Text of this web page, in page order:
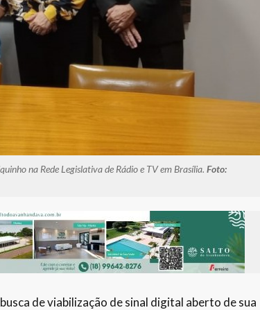
na Rede Legislativa de Rádio e TV em Brasília. Foto:
de viabilização de sinal digital aberto de sua